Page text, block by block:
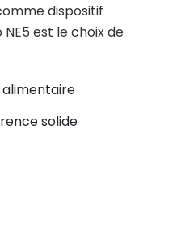
dispositif
est le choix de
solide